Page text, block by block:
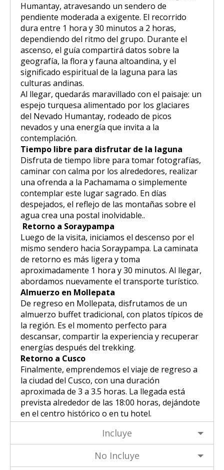
Humantay, atravesando un sendero de
pendiente moderada a exigente. El recorrido
dura entre 1 hora y 30 minutos a 2 horas,
dependiendo del ritmo del grupo. Durante el
ascenso, el guía compartirá datos sobre la
geografía, la flora y fauna altoandina, y el
significado espiritual de la laguna para las
culturas andinas.
Al llegar, quedarás maravillado con el paisaje: un
espejo turquesa alimentado por los glaciares
del Nevado Humantay, rodeado de picos
nevados y una energía que invita a la
contemplación.
Tiempo libre para disfrutar de la laguna
Disfruta de tiempo libre para tomar fotografías,
caminar con calma por los alrededores, realizar
una ofrenda a la Pachamama o simplemente
contemplar este lugar sagrado. En días
despejados, el reflejo de las montañas sobre el
agua crea una postal inolvidable..
Retorno a Soraypampa
Luego de la visita, iniciamos el descenso por el
mismo sendero hacia Soraypampa. La caminata
de retorno es más ligera y toma
aproximadamente 1 hora y 30 minutos. Al llegar,
abordamos nuevamente el transporte turístico.
Almuerzo en Mollepata
De regreso en Mollepata, disfrutamos de un
almuerzo buffet tradicional, con platos típicos de
la región. Es el momento perfecto para
descansar, compartir la experiencia y recuperar
energías después del trekking.
Retorno a Cusco
Finalmente, emprendemos el viaje de regreso a
la ciudad del Cusco, con una duración
aproximada de 3 a 3.5 horas. La llegada está
prevista alrededor de las 18:00 horas, dejándote
en el centro histórico o en tu hotel.
Incluye
No Incluye